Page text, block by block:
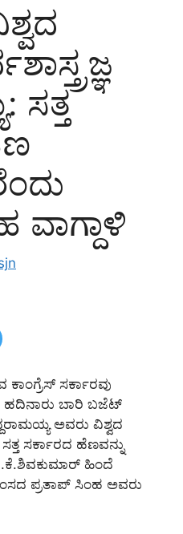
ಸತ್ತ
ವಾಗ್ದಾಳಿ
ಕಾಂಗ್ರೆಸ್ ಸರ್ಕಾರವು
ಹದಿನಾರು ಬಾರಿ ಬಜೆಟ್
ಅವರು ವಿಶ್ವದ
ಸತ್ತ ಸರ್ಕಾರದ ಹೆಣವನ್ನು
ಹಿಂದೆ
ಪ್ರತಾಪ್ ಸಿಂಹ ಅವರು